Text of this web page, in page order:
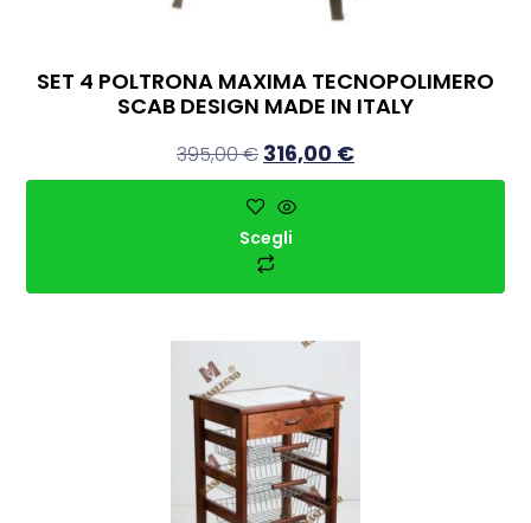
SET 4 POLTRONA MAXIMA TECNOPOLIMERO
SCAB DESIGN MADE IN ITALY
395,00€ 316,00 €
Scegli